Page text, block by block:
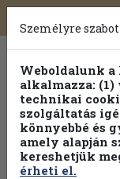
Toggle
Személyre
Weboldalunk
alkalmazza: (1)
technikai
szolgáltatás
könnyebbé és
amely alapján
kereshetjük
érheti el.